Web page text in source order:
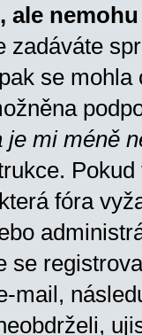
ale
zadáváte
se
je mi méně
fóra
se
mail,